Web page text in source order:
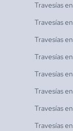
Travesías en
Travesías en
Travesías en
Travesías en
Travesías en
Travesías en
Travesías en
Travesías en